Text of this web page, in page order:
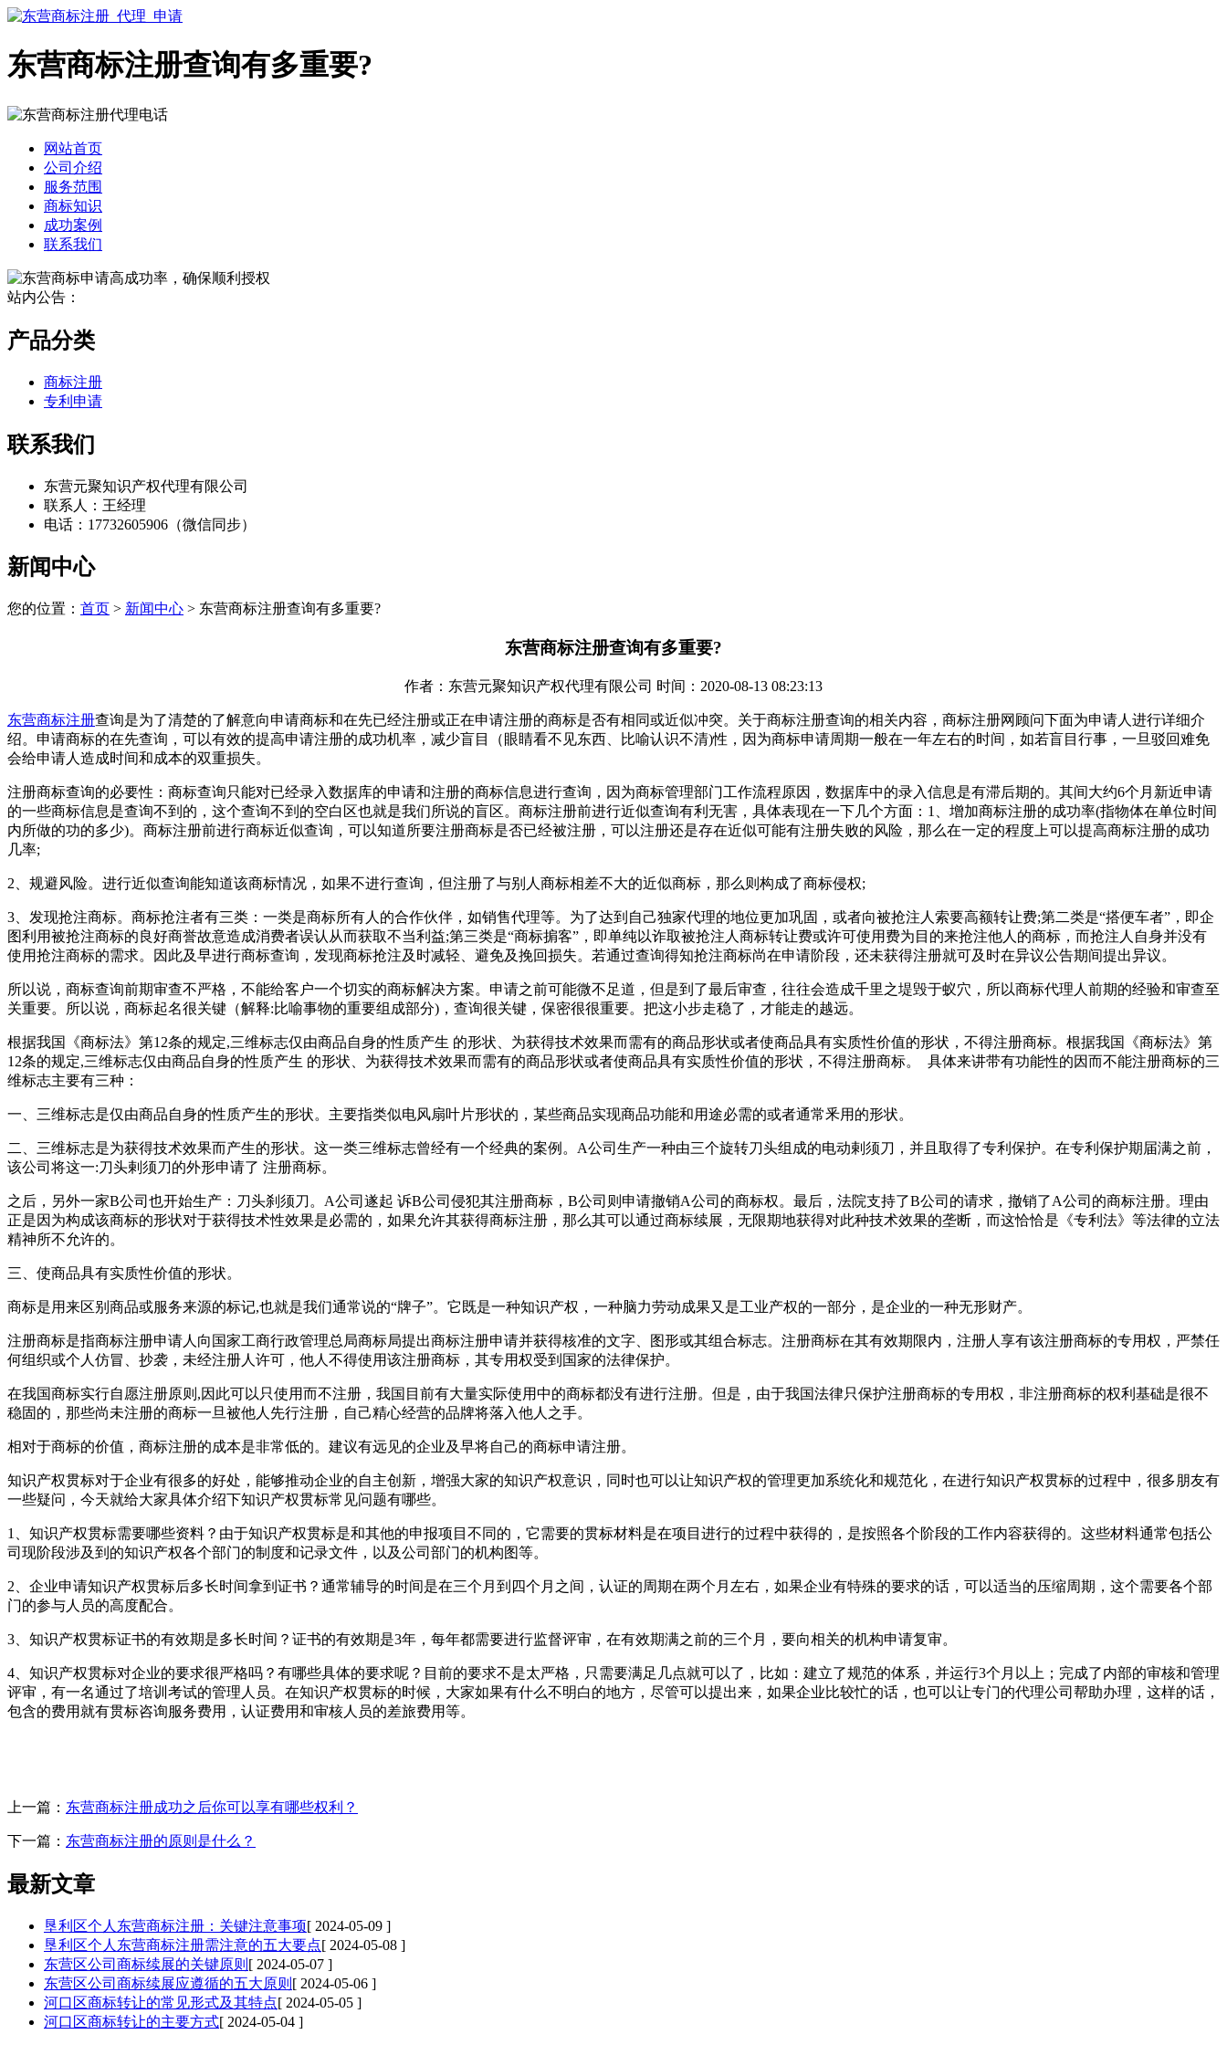
东营商标注册查询有多重要?
网站首页
公司介绍
服务范围
商标知识
成功案例
联系我们
站内公告：
产品分类
商标注册
专利申请
联系我们
东营元聚知识产权代理有限公司
联系人：王经理
电话：17732605906（微信同步）
新闻中心
您的位置： 首页 > 新闻中心 > 东营商标注册查询有多重要?
东营商标注册查询有多重要?
作者：东营元聚知识产权代理有限公司 时间：2020-08-13 08:23:13
东营商标注册查询是为了清楚的了解意向申请商标和在先已经注册或正在申请注册的商标是否有相同或近似冲突。关于商标注册查询的相关内容，商标注册网顾问下面为申请人进行详细介
绍。申请商标的在先查询，可以有效的提高申请注册的成功机率，减少盲目（眼睛看不见东西、比喻认识不清)性，因为商标申请周期一般在一年左右的时间，如若盲目行事，一旦驳回难免
会给申请人造成时间和成本的双重损失。
注册商标查询的必要性：商标查询只能对已经录入数据库的申请和注册的商标信息进行查询，因为商标管理部门工作流程原因，数据库中的录入信息是有滞后期的。其间大约6个月新近申请
的一些商标信息是查询不到的，这个查询不到的空白区也就是我们所说的盲区。商标注册前进行近似查询有利无害，具体表现在一下几个方面：1、增加商标注册的成功率(指物体在单位时间
内所做的功的多少)。商标注册前进行商标近似查询，可以知道所要注册商标是否已经被注册，可以注册还是存在近似可能有注册失败的风险，那么在一定的程度上可以提高商标注册的成功
几率;
2、规避风险。进行近似查询能知道该商标情况，如果不进行查询，但注册了与别人商标相差不大的近似商标，那么则构成了商标侵权;
3、发现抢注商标。商标抢注者有三类：一类是商标所有人的合作伙伴，如销售代理等。为了达到自己独家代理的地位更加巩固，或者向被抢注人索要高额转让费;第二类是“搭便车者”，即企
图利用被抢注商标的良好商誉故意造成消费者误认从而获取不当利益;第三类是“商标掮客”，即单纯以诈取被抢注人商标转让费或许可使用费为目的来抢注他人的商标，而抢注人自身并没有
使用抢注商标的需求。因此及早进行商标查询，发现商标抢注及时减轻、避免及挽回损失。若通过查询得知抢注商标尚在申请阶段，还未获得注册就可及时在异议公告期间提出异议。
所以说，商标查询前期审查不严格，不能给客户一个切实的商标解决方案。申请之前可能微不足道，但是到了最后审查，往往会造成千里之堤毁于蚁穴，所以商标代理人前期的经验和审查至
关重要。所以说，商标起名很关键（解释:比喻事物的重要组成部分)，查询很关键，保密很很重要。把这小步走稳了，才能走的越远。
根据我国《商标法》第12条的规定,三维标志仅由商品自身的性质产生 的形状、为获得技术效果而需有的商品形状或者使商品具有实质性价值的形状，不得注册商标。根据我国《商标法》第
12条的规定,三维标志仅由商品自身的性质产生 的形状、为获得技术效果而需有的商品形状或者使商品具有实质性价值的形状，不得注册商标。 具体来讲带有功能性的因而不能注册商标的三
维标志主要有三种：
一、三维标志是仅由商品自身的性质产生的形状。主要指类似电风扇叶片形状的，某些商品实现商品功能和用途必需的或者通常釆用的形状。
二、三维标志是为获得技术效果而产生的形状。这一类三维标志曾经有一个经典的案例。A公司生产一种由三个旋转刀头组成的电动剌须刀，并且取得了专利保护。在专利保护期届满之前，
该公司将这一:刀头剌须刀的外形申请了 注册商标。
之后，另外一家B公司也开始生产：刀头刹须刀。A公司遂起 诉B公司侵犯其注册商标，B公司则申请撤销A公司的商标权。最后，法院支持了B公司的请求，撤销了A公司的商标注册。理由
正是因为构成该商标的形状对于获得技术性效果是必需的，如果允许其获得商标注册，那么其可以通过商标续展，无限期地获得对此种技术效果的垄断，而这恰恰是《专利法》等法律的立法
精神所不允许的。
三、使商品具有实质性价值的形状。
商标是用来区别商品或服务来源的标记,也就是我们通常说的“牌子”。它既是一种知识产权，一种脑力劳动成果又是工业产权的一部分，是企业的一种无形财产。
注册商标是指商标注册申请人向国家工商行政管理总局商标局提出商标注册申请并获得核准的文字、图形或其组合标志。注册商标在其有效期限内，注册人享有该注册商标的专用权，严禁任
何组织或个人仿冒、抄袭，未经注册人许可，他人不得使用该注册商标，其专用权受到国家的法律保护。
在我国商标实行自愿注册原则,因此可以只使用而不注册，我国目前有大量实际使用中的商标都没有进行注册。但是，由于我国法律只保护注册商标的专用权，非注册商标的权利基础是很不
稳固的，那些尚未注册的商标一旦被他人先行注册，自己精心经营的品牌将落入他人之手。
相对于商标的价值，商标注册的成本是非常低的。建议有远见的企业及早将自己的商标申请注册。
知识产权贯标对于企业有很多的好处，能够推动企业的自主创新，增强大家的知识产权意识，同时也可以让知识产权的管理更加系统化和规范化，在进行知识产权贯标的过程中，很多朋友有
一些疑问，今天就给大家具体介绍下知识产权贯标常见问题有哪些。
1、知识产权贯标需要哪些资料？由于知识产权贯标是和其他的申报项目不同的，它需要的贯标材料是在项目进行的过程中获得的，是按照各个阶段的工作内容获得的。这些材料通常包括公
司现阶段涉及到的知识产权各个部门的制度和记录文件，以及公司部门的机构图等。
2、企业申请知识产权贯标后多长时间拿到证书？通常辅导的时间是在三个月到四个月之间，认证的周期在两个月左右，如果企业有特殊的要求的话，可以适当的压缩周期，这个需要各个部
门的参与人员的高度配合。
3、知识产权贯标证书的有效期是多长时间？证书的有效期是3年，每年都需要进行监督评审，在有效期满之前的三个月，要向相关的机构申请复审。
4、知识产权贯标对企业的要求很严格吗？有哪些具体的要求呢？目前的要求不是太严格，只需要满足几点就可以了，比如：建立了规范的体系，并运行3个月以上；完成了内部的审核和管理
评审，有一名通过了培训考试的管理人员。在知识产权贯标的时候，大家如果有什么不明白的地方，尽管可以提出来，如果企业比较忙的话，也可以让专门的代理公司帮助办理，这样的话，
包含的费用就有贯标咨询服务费用，认证费用和审核人员的差旅费用等。
上一篇： 东营商标注册成功之后你可以享有哪些权利？
下一篇： 东营商标注册的原则是什么？
最新文章
垦利区个人东营商标注册：关键注意事项[ 2024-05-09 ]
垦利区个人东营商标注册需注意的五大要点[ 2024-05-08 ]
东营区公司商标续展的关键原则 [ 2024-05-07 ]
东营区公司商标续展应遵循的五大原则 [ 2024-05-06 ]
河口区商标转让的常见形式及其特点[ 2024-05-05 ]
河口区商标转让的主要方式[ 2024-05-04 ]